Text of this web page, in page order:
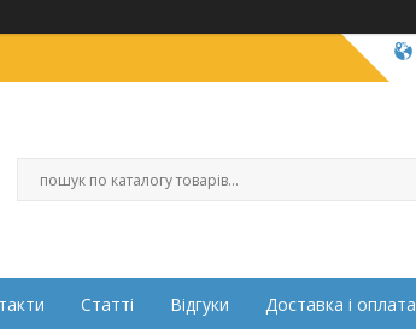
Статті Відгуки Доставка і оплата